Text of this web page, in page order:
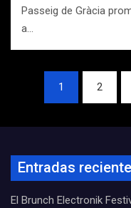
Passeig de Gràcia
a…
Navegación
entradas
1 2
Entradas
El Brunch Electronik